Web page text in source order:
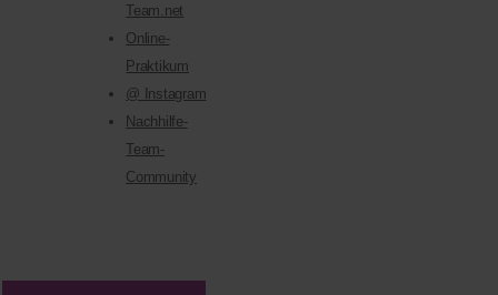
Team.net
Online-
Praktikum
@ Instagram
Nachhilfe-
Team-
Community